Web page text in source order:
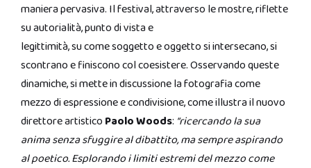
maniera pervasiva. Il festival, attraverso le mostre, riflette
su autorialità, punto di vista e
legittimità, su come soggetto e oggetto si intersecano, si
scontrano e finiscono col coesistere. Osservando queste
dinamiche, si mette in discussione la fotografia come
mezzo di espressione e condivisione, come illustra il nuovo
direttore artistico Paolo Woods: “ricercando la sua
anima senza sfuggire al dibattito, ma sempre aspirando
al poetico. Esplorando i limiti estremi del mezzo come